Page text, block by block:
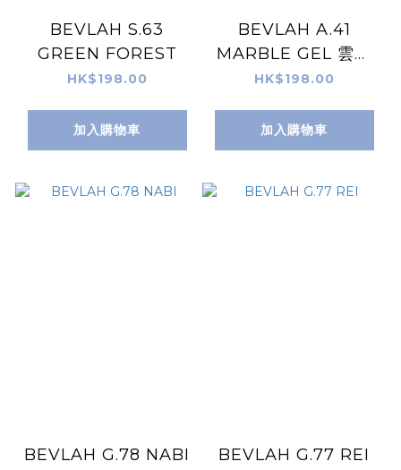
BEVLAH S.63
GREEN FOREST
HK$198.00
加入購物車
BEVLAH A.41
MARBLE GEL 雲石
Gel
HK$198.00
加入購物車
BEVLAH G.78 NABI BEVLAH G.77 REI